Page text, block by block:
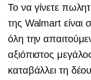
Το να γίνετε
της Walmart είναι
όλη την
αξιόπιστος
καταβάλλει τη